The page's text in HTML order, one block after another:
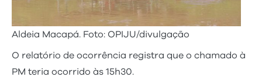
Aldeia Macapá. Foto: OPIJU/divulgação
O relatório de ocorrência registra que o chamado à
PM teria ocorrido às 15h30.